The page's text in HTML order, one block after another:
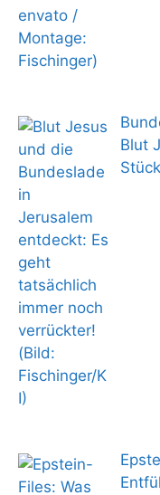
Blut